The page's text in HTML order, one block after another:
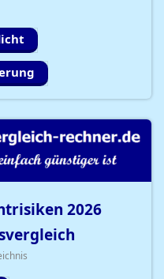
2026